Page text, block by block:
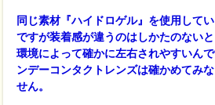
同じ素材『ハイドロゲル』を使用して
ですが装着感が違うのはしかたのない
環境によって確かに左右されやすいん
ンデーコンタクトレンズは確かめてみ
せん。